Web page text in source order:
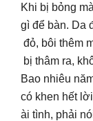
Khi bị bỏng
gì để bàn. Da
đỏ, bôi thêm
bị thâm ra,
Bao nhiêu
có khen hết
ài tình, phải